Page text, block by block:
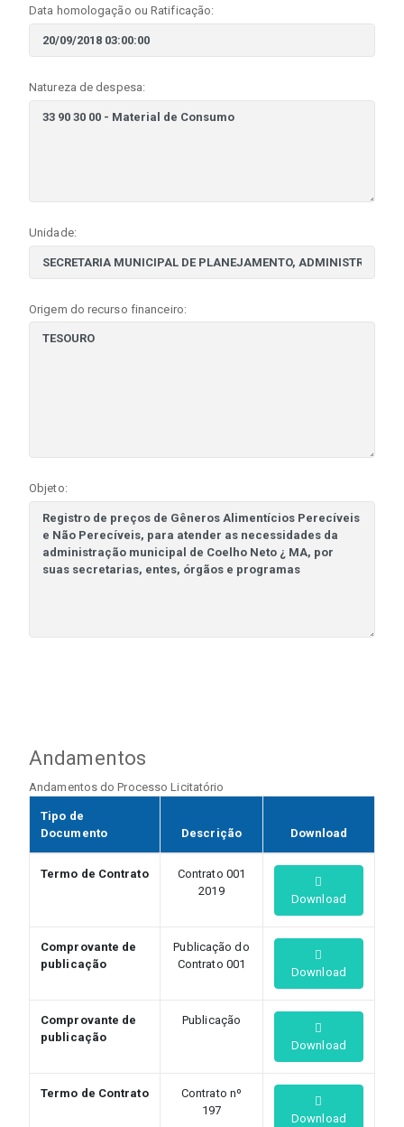
Data homologação ou Ratificação:
Natureza de despesa:
Unidade:
Origem do recurso financeiro:
Objeto:
Andamentos
Andamentos do Processo Licitatório
Tipo de
Documento
Descrição Download
Termo de Contrato
Contrato 001
2019
Download
Comprovante de
publicação
Publicação do
Contrato 001
Download
Comprovante de
publicação
Publicação
Download
Termo de Contrato
Contrato nº
197
Download